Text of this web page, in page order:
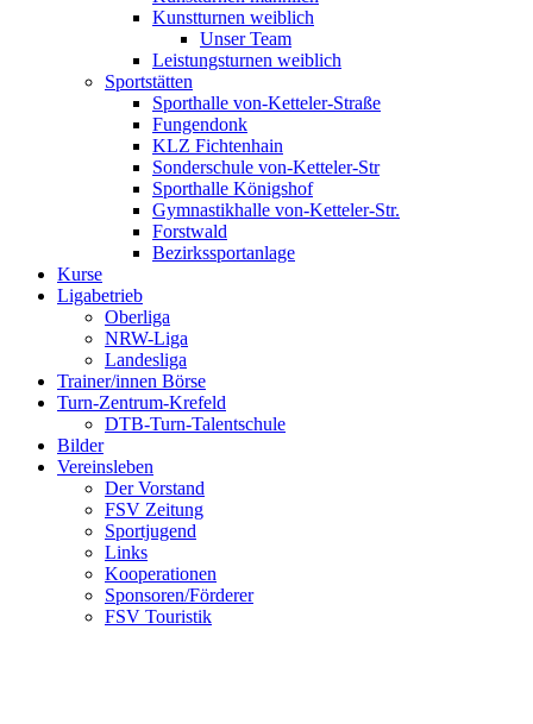
Kunstturnen weiblich
Unser Team
Leistungsturnen weiblich
Sportstätten
Sporthalle von-Ketteler-Straße
Fungendonk
KLZ Fichtenhain
Sonderschule von-Ketteler-Str
Sporthalle Königshof
Gymnastikhalle von-Ketteler-Str.
Forstwald
Bezirkssportanlage
Kurse
Ligabetrieb
Oberliga
NRW-Liga
Landesliga
Trainer/innen Börse
Turn-Zentrum-Krefeld
DTB-Turn-Talentschule
Bilder
Vereinsleben
Der Vorstand
FSV Zeitung
Sportjugend
Links
Kooperationen
Sponsoren/Förderer
FSV Touristik